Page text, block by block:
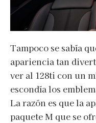
Tampoco se sabía
apariencia tan
ver al 128ti con un
escondía los
La razón es que la
paquete M que se